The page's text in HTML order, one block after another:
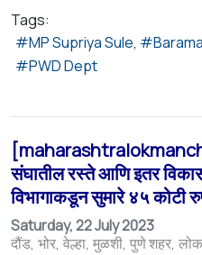
Tags:
MP Supriya Sule
PWD Dept
संघातील रस्ते आणि इतर
विभागाकडून सुमारे ४५ कोटी
Saturday, 22 July 2023
दौंड भोर वेल्हा मुळशी पुणे शहर